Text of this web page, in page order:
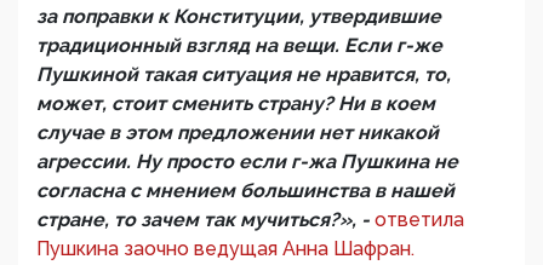
за поправки к Конституции, утвердившие
традиционный взгляд на вещи. Если г-же
Пушкиной такая ситуация не нравится, то,
может, стоит сменить страну? Ни в коем
случае в этом предложении нет никакой
агрессии. Ну просто если г-жа Пушкина не
согласна с мнением большинства в нашей
стране, то зачем так мучиться?», - ответила
Пушкина заочно ведущая Анна Шафран.